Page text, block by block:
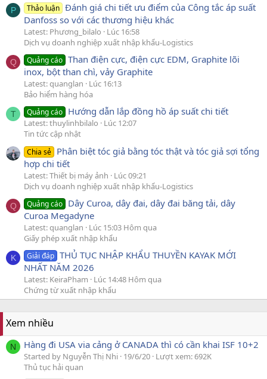
P Thảo luận Đánh giá chi tiết ưu điểm của Công tắc áp suất
Danfoss so với các thương hiệu khác
Latest: Phương_bilalo
Lúc 16:58
Dịch vụ doanh nghiệp xuất nhập khẩu-Logistics
Q Quảng cáo Than điện cực, điện cực EDM, Graphite lõi
inox, bột than chì, vảy Graphite
Latest: quanglan
Lúc 16:13
Bảo hiểm hàng hóa
T Quảng cáo Hướng dẫn lắp đồng hồ áp suất chi tiết
Latest: thuylinhbilalo
Lúc 12:07
Tin tức cập nhật
Chia sẻ Phân biệt tóc giả bằng tóc thật và tóc giả sợi tổng
hợp chi tiết
Latest: Thiết bị máy ảnh
Lúc 09:21
Dịch vụ doanh nghiệp xuất nhập khẩu-Logistics
Q Quảng cáo Dây Curoa, dây đai, dây đai băng tải, dây
Curoa Megadyne
Latest: quanglan
Lúc 15:03 Hôm qua
Giấy phép xuất nhập khẩu
K Giải đáp THỦ TỤC NHẬP KHẨU THUYỀN KAYAK MỚI
NHẤT NĂM 2026
Latest: KeiraPham
Lúc 14:48 Hôm qua
Chứng từ xuất nhập khẩu
Xem nhiều
N Hàng đi USA via cảng ở CANADA thì có cần khai ISF 10+2
Started by Nguyễn Thị Nhi 19/6/20 Lượt xem: 692K
Thủ tục hải quan